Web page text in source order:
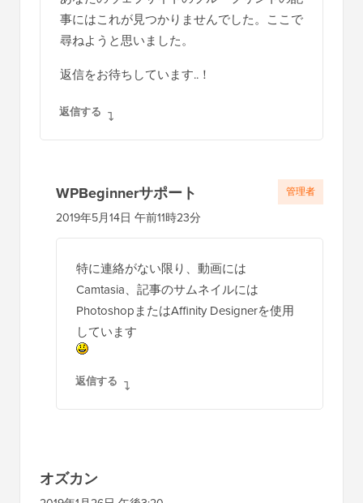
あなたのウェブサイトのブループリントの記
事にはこれが見つかりませんでした。ここで
尋ねようと思いました。
返信する
WPBeginnerサポート
2019年5月14日 午前11時23分
特に連絡がない限り、動画には
Camtasia、記事のサムネイルには
PhotoshopまたはAffinity Designerを使用
しています
返信する